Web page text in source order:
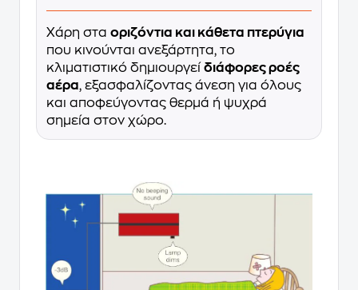
Χάρη στα οριζόντια και κάθετα πτερύγια
που κινούνται ανεξάρτητα, το
κλιματιστικό δημιουργεί διάφορες ροές
αέρα, εξασφαλίζοντας άνεση για όλους
και αποφεύγοντας θερμά ή ψυχρά
σημεία στον χώρο.